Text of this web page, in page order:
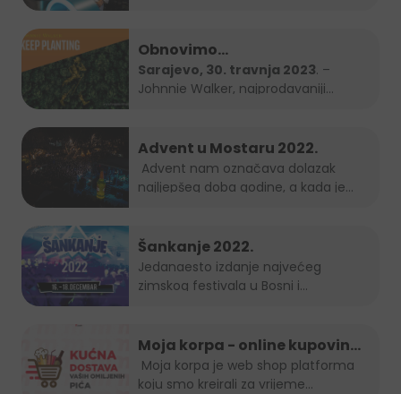
Obnovimo
bosanskohercegovačke šume
zajedno – Keep Planting
Sarajevo, 30. travnja 2023. –
Johnnie Walker, najprodavaniji
Advent u Mostaru 2022.
najljepšeg doba godine, a kada je
Šankanje 2022.
Jedanaesto izdanje najvećeg
zimskog festivala u Bosni i
Moja korpa - online kupovina
je uvijek in!
koju smo kreirali za vrijeme...